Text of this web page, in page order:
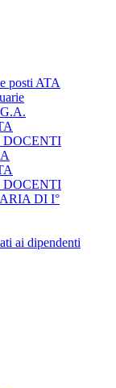
posti ATA
DI I°
ai dipendenti